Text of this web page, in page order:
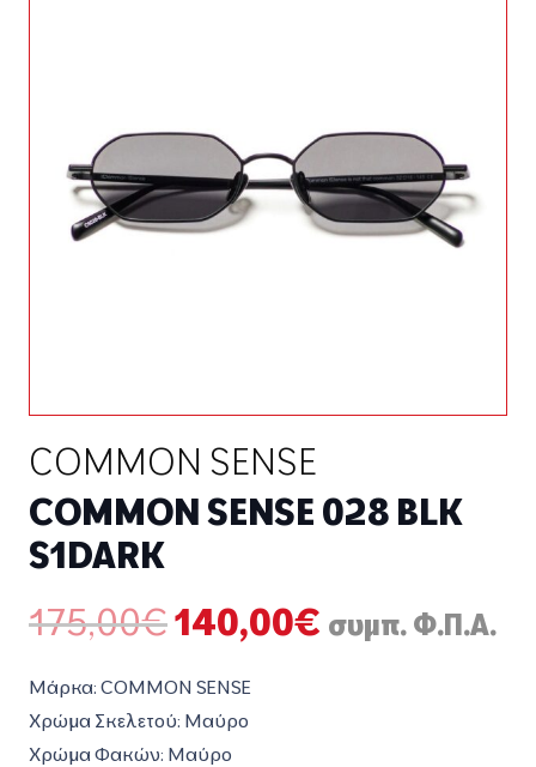
COMMON SENSE
COMMON SENSE 028 BLK
S1DARK
175,00€Original
price
was:
175,00€.
140,00€ Η
τρέχουσα
συμπ. Φ.Π.Α.
Μάρκα: COMMON SENSE
Χρώμα Σκελετού: Μαύρο
Χρώμα Φακών: Μαύρο